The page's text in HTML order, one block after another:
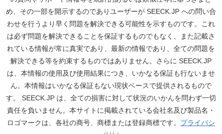
め、その一部を開示するのでありユーザーが SEECK.JP への問い合
わせを行うより早く問題を解決できる可能性を示すものです。これ
は必ず問題を解決できることを保証するものでもなく、また記載さ
れている情報が常に真実であり、最新の情報であり、全ての問題を
解決できる等を約束するものではありません。さらに SEECK.JP
は、本情報の使用及び使用結果につき、いかなる保証も行ないませ
ん。本情報はいかなる保証もない現状ベースで提供されるもので
す。 SEECK.JP は、全ての損害に対して状況のいかんを問わず一切
責任を負いません。本サイトに掲載されている会社名及び製品名・
ロゴマークは、各社の商号、商標または登録商標です。 プライバシ